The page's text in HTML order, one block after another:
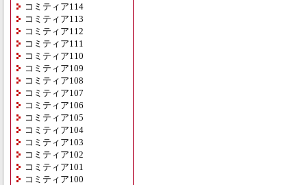
コミティア114
コミティア113
コミティア112
コミティア111
コミティア110
コミティア109
コミティア108
コミティア107
コミティア106
コミティア105
コミティア104
コミティア103
コミティア102
コミティア101
コミティア100